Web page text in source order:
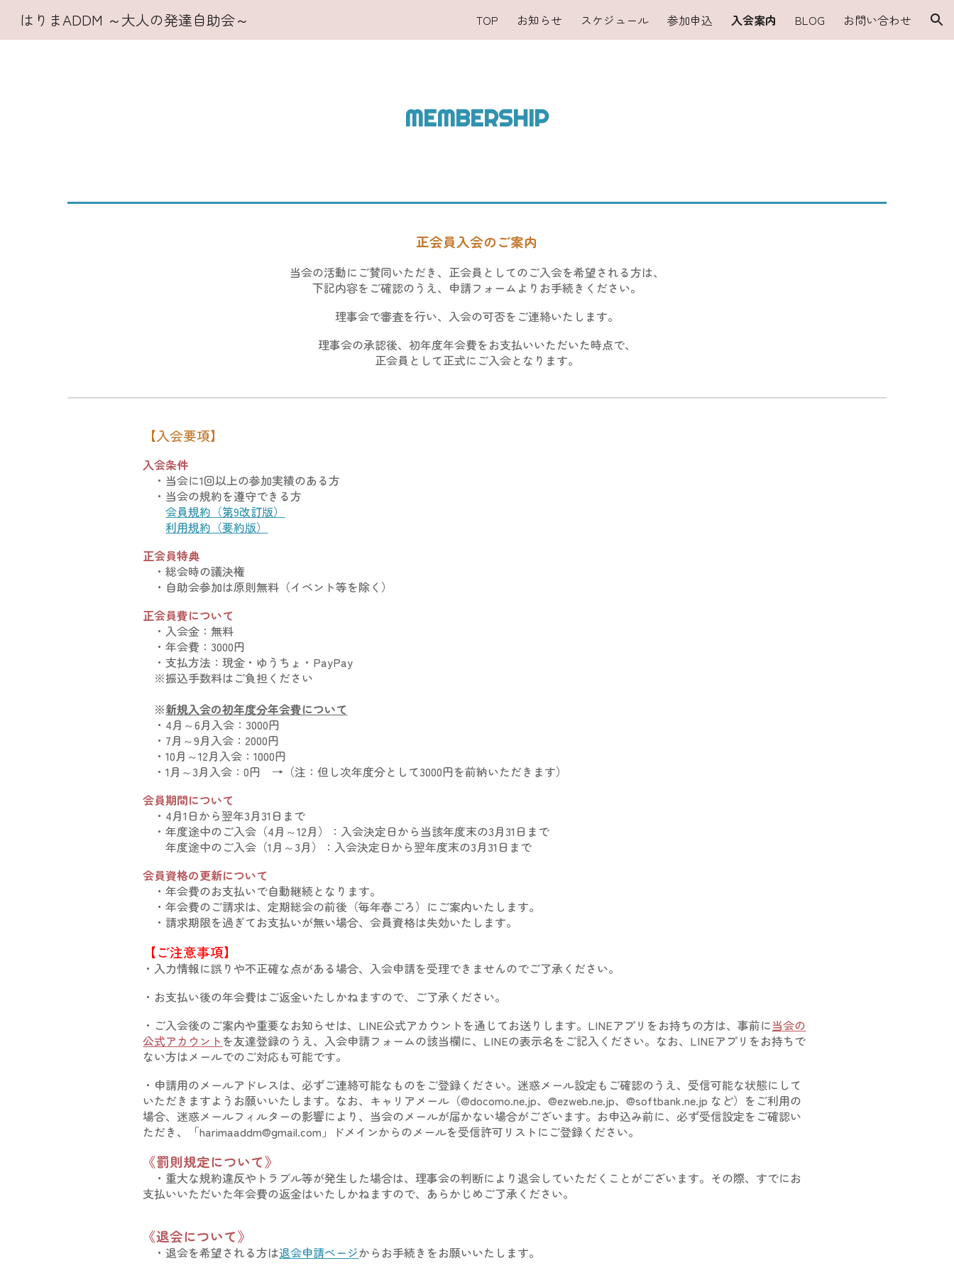
Skip to navigation
はりまADDM ～大人の発達自助会～ TOP お知らせ スケジュール 参加申込 入会案内 BLOG お問い合わせ
MEMBERSHIP
正会員入会のご案内
当会の活動にご賛同いただき、正会員としてのご入会を希望される方は、
下記内容をご確認のうえ、申請フォームよりお手続きください。
理事会で審査を行い、 入会の可否をご連絡いたします。
理事会の承認後、初年度年会費をお支払いいただいた時点で、
正会員として正式にご入会となります。
【入会要項】
入会条件
・当会に1回以上の参加実績のある方
・当会の規約を遵守できる方
会員規約（第9改訂版）
利用規約（要約版）
正会員特典
・総会時の議決権
・自助会参加は原則無料（イベント等を除く）
正会員費について
・入会金：無料
・年会費：3000円
・支払方法：現金・ゆうちょ・PayPay
※振込手数料はご負担ください
※新規入会の初年度分年会費について
・4月～6月入会：3000円
・7月～9月入会：2000円
・10月～12月入会：1000円
・1月～3月入会：0円 →（注：但し次年度分として3000円を前納いただきます）
会員期間について
・ 4月1日から翌年3月31日まで
・年度途中のご入会（4月～12月）
： 入会決定日から当該年度末の3月31日まで
年度途中のご入会（1月～3月）：入会決定日から翌年度末の3月31日まで
会員資格の更新について
・年会費のお支払いで自動継続となります。
・年会費のご請求は、定期総会の前後（毎年春ごろ） に ご案内いたします。
・請求期限を過ぎてお支払いが無い場合、会員資格は失効いたします。
【ご注意事項】
・ 入力情報に誤りや不正確な点がある場合、入会申請を受理できませんのでご了承ください。
・お支払い後の年会費はご返金いたしかねますので、ご了承ください。
・ ご入会後のご案内や重要なお知らせは、LINE公式アカウントを通じてお送りします。 LINEアプリをお持ちの方は、事前に当会の
公式アカウント を友達登録のうえ、 入会申請フォームの該当欄に、LINEの表示名をご記入ください。 なお、LINEアプリをお持ちで
ない方はメールでのご対応も可能です。
・ 申請用のメールアドレスは、必ずご連絡可能なものをご登録ください。迷惑メール設定もご確認のうえ、受信可能な状態にして
いただきますようお願いいたします。 なお、 キャリアメール（@docomo.ne.jp、@ezweb.ne.jp、@softbank.ne.jp など）をご利用の
場合、迷惑メールフィルターの影響により、当会のメールが届かない場合がございます。お申込み前に、必ず受信設定をご確認い
ただき、
「harimaaddm@gmail.com」ドメインからのメールを受信許可リストにご登録ください。
《罰則規定について》
・ 重大な規約違反やトラブル等が発生した場合は、理事会の判断により退会していただくことがございます。その際、すでにお
支払いいただいた年会費の返金はいたしかねますので、あらかじめご了承ください。
《退会について》
・退会を希望される方は退会申請ページからお手続きをお願いいたします。